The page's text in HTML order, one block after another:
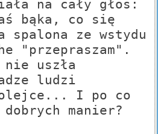
na cały głos:
bąka, co się
spalona ze wstydu
"przepraszam".
nie uszła
ludzi
I po co
manier?